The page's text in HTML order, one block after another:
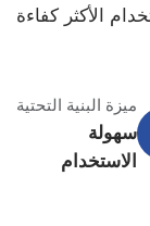
الأكثر كفاءة
ميزة البنية التحتية
سهولة
الاستخدام